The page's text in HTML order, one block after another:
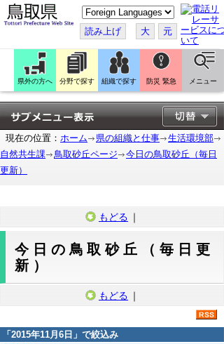
こ
の
ペ
ー
ジ
翻
訳
す
る
読み上げ 大 元
県外の方へ 分野で探す 組織で探す 防災 緊急 メニュー
現在の位置： ホーム 県の組織と仕事
生活環境部
自然共生課
鳥取砂丘ページ
今日の鳥取砂丘（毎日
更新）
もどる ｜
今日の鳥取砂丘（毎日更
新）
もどる ｜
「 2015年11月6日 」で絞込み